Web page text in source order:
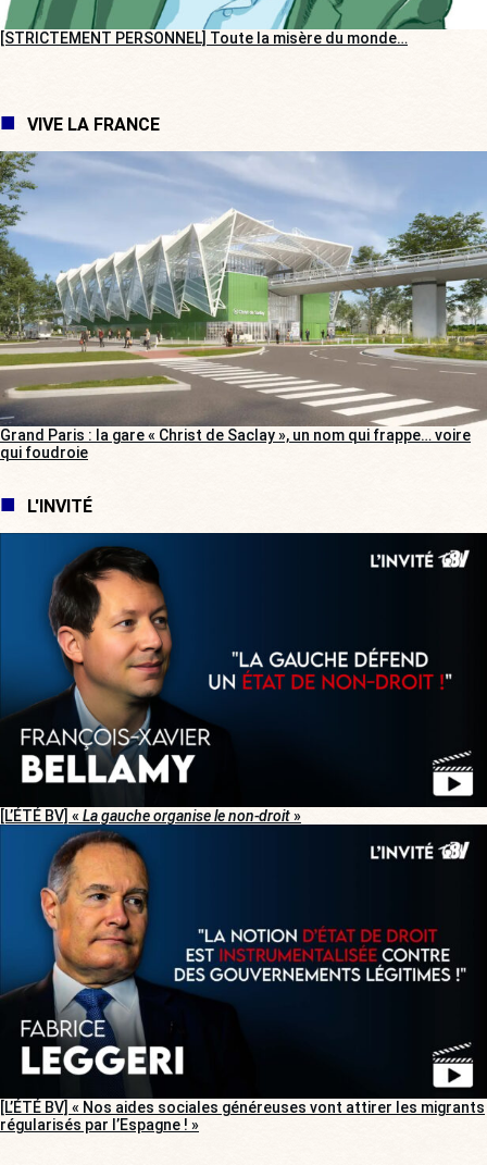
[STRICTEMENT PERSONNEL] Toute la misère du monde…
VIVE LA FRANCE
Grand Paris : la gare « Christ de Saclay », un nom qui frappe… voire
qui foudroie
L'INVITÉ
[L’ÉTÉ BV] « La gauche organise le non-droit»
[L’ÉTÉ BV] « Nos aides sociales généreuses vont attirer les migrants
régularisés par l’Espagne ! »